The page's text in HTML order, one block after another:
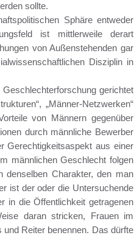
sollte.
Sphäre entweder
ist mittlerweile derart
von Außenstehenden gar
Disziplin in
gerichtet
„Männer-Netzwerken“
von Männern gegenüber
durch männliche Bewerber
Gerechtigkeitsaspekt aus einer
männlichen Geschlecht folgen
denselben Charakter, den man
ist der oder die Untersuchende
in die Öffentlichkeit getragenen
daran stricken, Frauen im
Reiter benennen. Das dürfte